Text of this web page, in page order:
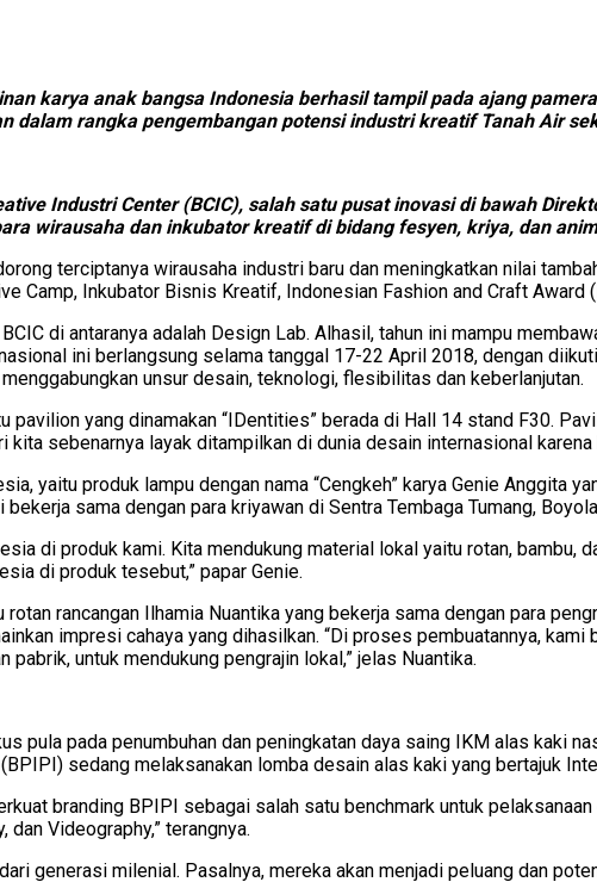
karya anak bangsa Indonesia berhasil tampil pada ajang
dalam rangka pengembangan potensi industri kreatif Tanah Air
Industri Center (BCIC), salah satu pusat inovasi di bawah
wirausaha dan inkubator kreatif di bidang fesyen, kriya, dan
terciptanya wirausaha industri baru dan meningkatkan nilai
Camp, Inkubator Bisnis Kreatif, Indonesian Fashion and Craft Award
di antaranya adalah Design Lab. Alhasil, tahun ini mampu
ini berlangsung selama tanggal 17-22 April 2018, dengan
unsur desain, teknologi, flesibilitas dan keberlanjutan.
yang dinamakan “IDentities” berada di Hall 14 stand F30.
kita sebenarnya layak ditampilkan di dunia desain internasional
yaitu produk lampu dengan nama “Cengkeh” karya Genie Anggita
sama dengan para kriyawan di Sentra Tembaga Tumang,
di produk kami. Kita mendukung material lokal yaitu rotan, bambu,
di produk tesebut,” papar Genie.
rotan rancangan Ilhamia Nuantika yang bekerja sama dengan para
impresi cahaya yang dihasilkan. “Di proses pembuatannya,
untuk mendukung pengrajin lokal,” jelas Nuantika.
pula pada penumbuhan dan peningkatan daya saing IKM alas kaki
sedang melaksanakan lomba desain alas kaki yang bertajuk
branding BPIPI sebagai salah satu benchmark untuk
Videography,” terangnya.
generasi milenial. Pasalnya, mereka akan menjadi peluang dan